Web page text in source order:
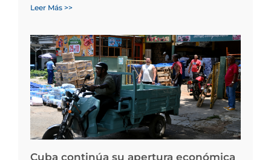
Leer Más >>
Cuba continúa su apertura económica